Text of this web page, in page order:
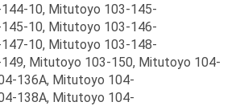
10, Mitutoyo 103-145-
10, Mitutoyo 103-146-
10, Mitutoyo 103-148-
Mitutoyo 103-150, Mitutoyo 104-
136A, Mitutoyo 104-
138A, Mitutoyo 104-